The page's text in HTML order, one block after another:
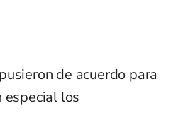
de acuerdo para
especial los